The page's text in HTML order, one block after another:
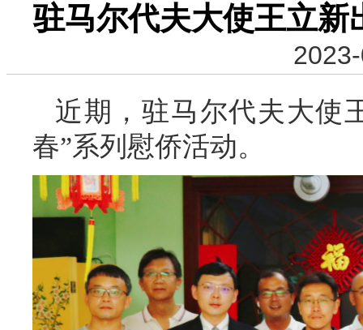
驻马尔代夫大使王立新
近期，驻马尔代夫大使
春”系列慰侨活动。